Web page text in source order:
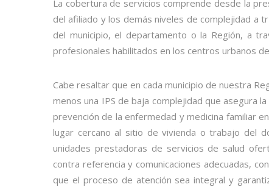
La cobertura de servicios comprende desde la
del afiliado y los demás niveles de complejidad a
del municipio, el departamento o la Región, a
profesionales habilitados en los centros urbanos
Cabe resaltar que en cada municipio de nuestra
menos una IPS de baja complejidad que asegura
prevención de la enfermedad y medicina familiar
lugar cercano al sitio de vivienda o trabajo del
unidades prestadoras de servicios de salud
contra referencia y comunicaciones adecuadas,
que el proceso de atención sea integral y